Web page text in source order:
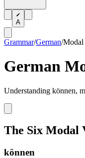
A
Grammar/German/Modal
German
Understanding können,
The Six Modal
können